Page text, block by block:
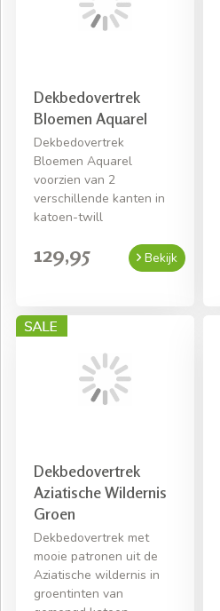
Dekbedovertrek
Bloemen Aquarel
Dekbedovertrek
Bloemen Aquarel
voorzien van 2
verschillende kanten in
katoen-twill
129,95 Bekijk
Dekbedovertrek
Aziatische Wildernis
Groen
Dekbedovertrek met
mooie patronen uit de
Aziatische wildernis in
groentinten van